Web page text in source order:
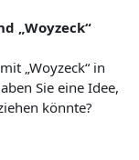
„Woyzeck“
„Woyzeck“ in
Sie eine Idee,
könnte?